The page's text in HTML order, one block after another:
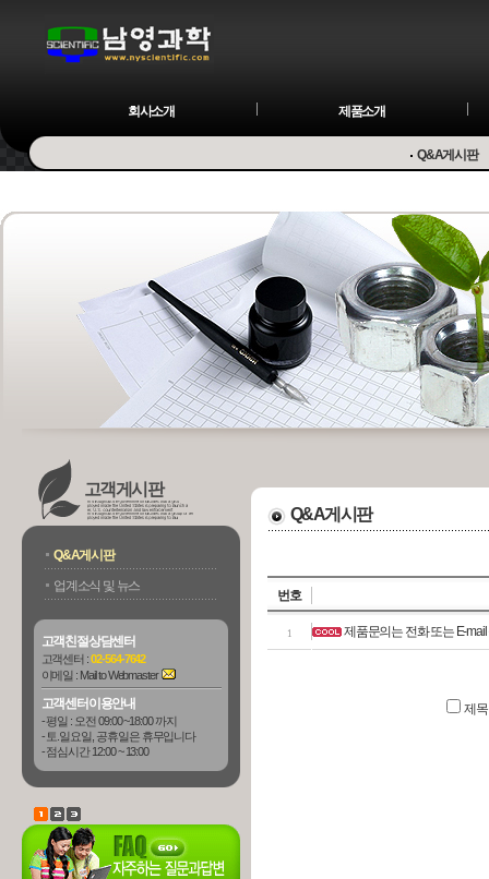
회사소개 제품소개
Q&A게시판
고객게시판
Q&A게시판
업계소식 및 뉴스
고객친절상담센터
고객센터 :02-564-7642
이메일 : Mail to Webmaster
고객센터이용안내
- 평일 : 오전 09:00 ~18:00 까지
- 토.일요일, 공휴일은 휴무입니다
- 점심시간 12:00 ~ 13:00
Q&A게시판
번호
1 제품문의는 전화 또는 E-
제목